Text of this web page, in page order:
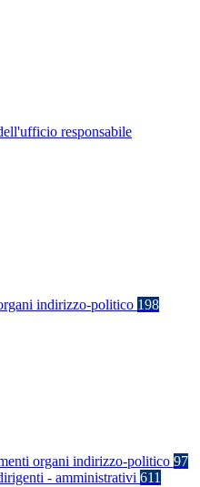
responsabile
indirizzo-politico 198
organi indirizzo-politico 97
- amministrativi 611